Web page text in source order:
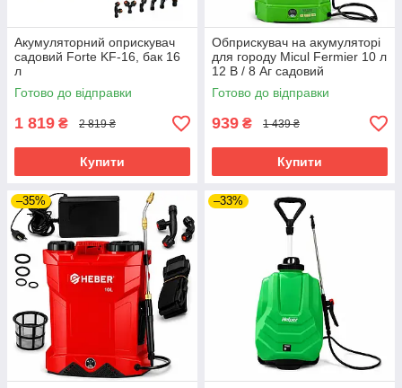
Акумуляторний оприскувач
садовий Forte KF-16, бак 16
л
Готово до відправки
1 819 ₴ 2 819 ₴
Купити
Обприскувач на акумуляторі
для городу Micul Fermier 10 л
12 В / 8 Аг садовий
акумулятрний оприскувач
Готово до відправки
939 ₴ 1 439 ₴
Купити
–35% –33%